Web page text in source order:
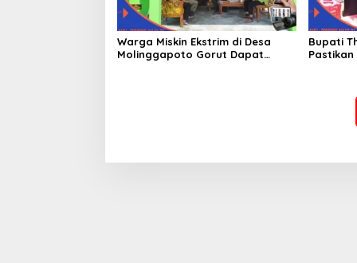
Warga Miskin Ekstrim di Desa
Molinggapoto Gorut Dapat
Bupati